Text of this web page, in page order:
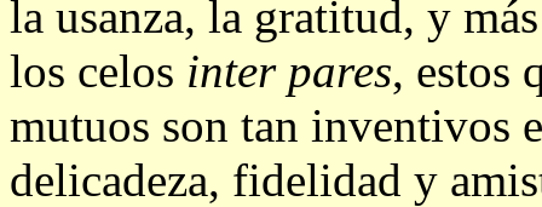
la usanza, la gratitud, y
los celos inter pares, estos
mutuos son tan inventivos
delicadeza, fidelidad y